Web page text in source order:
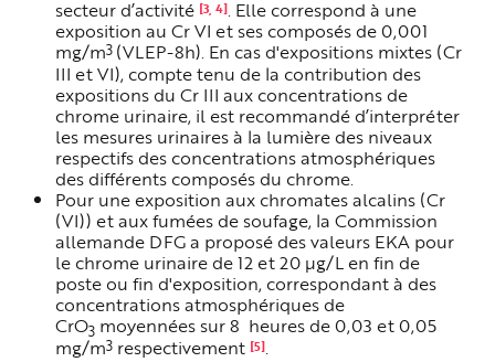
secteur d’activité [3, 4]. Elle correspond à une
exposition au Cr VI et ses composés de 0,001
mg/m3 (VLEP-8h). En cas d'expositions mixtes (Cr
III et VI), compte tenu de la contribution des
expositions du Cr III aux concentrations de
chrome urinaire, il est recommandé d’interpréter
les mesures urinaires à la lumière des niveaux
respectifs des concentrations atmosphériques
des différents composés du chrome.
Pour une exposition aux chromates alcalins (Cr
(VI)) et aux fumées de soufage, la Commission
allemande DFG a proposé des valeurs EKA pour
le chrome urinaire de 12 et 20 µg/L en fin de
poste ou fin d'exposition, correspondant à des
concentrations atmosphériques de
CrO3moyennées sur 8 heures de 0,03 et 0,05
mg/m3respectivement [5].